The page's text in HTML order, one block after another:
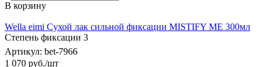
В корзину
Wella eimi Сухой лак сильной фиксации MISTIFY ME 300мл
Степень фиксации 3
Артикул: bet-7966
1 070 руб./шт